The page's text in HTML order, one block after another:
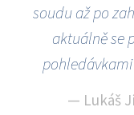
soudu až po
aktuálně se
— Lukáš